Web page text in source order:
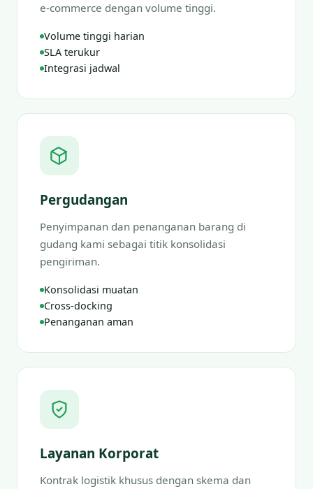
e-commerce dengan volume tinggi.
Volume tinggi harian
SLA terukur
Integrasi jadwal
Pergudangan
Penyimpanan dan penanganan barang di
gudang kami sebagai titik konsolidasi
pengiriman.
Konsolidasi muatan
Cross-docking
Penanganan aman
Layanan Korporat
Kontrak logistik khusus dengan skema dan